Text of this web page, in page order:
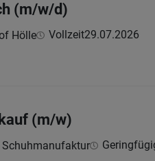
(m/w/d)
Hölle Vollzeit29.07.2026
(m/w)
Schuhmanufaktur